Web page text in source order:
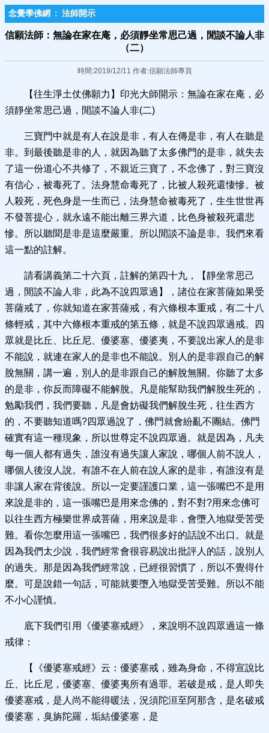
念覺學佛網 : 法師開示
信願法師：無論在家在庵，必須靜坐常思己過，閒談不論人非
（二）
時間:2019/12/11 作者:信願法師專頁
【往生淨土仗佛願力】印光大師開示：無論在家在庵，必
須靜坐常思己過，閒談不論人非(二)
三寶門中就是有人在說是非，有人在傳是非，有人在聽是
非。到最後聽是非的人，就因為聽了太多佛門的是非，就失去
了這一份道心不共修了，不親近三寶了，不念佛了，對三寶沒
有信心，被毒死了。法身慧命毒死了，比被人殺死還悽慘。被
人殺死，死色身是一生而已，法身慧命被毒死了，生生世世再
不發菩提心，就永遠不能出離三界六道，比色身被殺死還悲
慘。所以聽聞是非是這麼嚴重。所以閒談不論是非。我們來看
這一點的註解。
請看講義第二十六頁，註解的第四十九，【靜坐常思己
過，閒談不論人非，此為不說四眾過】，諸位在家菩薩如果受
菩薩戒了，你就知道在家菩薩戒，有六條根本重戒，有二十八
條輕戒，其中六條根本重戒的第五條，就是不說四眾過戒。四
眾就是比丘、比丘尼、優婆塞、優婆夷，不要說出家人的是非
不能說，就連在家人的是非也不能說。別人的是非跟自己的解
脫無關，講一遍，別人的是非跟自己的解脫無關。你聽了太多
的是非，你反而障礙不能解脫。凡是能幫助我們解脫生死的，
勉勵我們，我們要聽，凡是會妨礙我們解脫生死，往生西方
的，不要聽知道嗎?四眾過說了，佛門就會紛亂不團結。佛門
確實有這一種現象，所以世尊定不說四眾過。就是因為，凡夫
每一個人都有過失，誰沒有過失讓人家說，哪個人前不說人，
哪個人後沒人說。有誰不在人前在說人家的是非，有誰沒有是
非讓人家在背後說。所以一定要謹護口業，這一張嘴巴不是用
來說是非的，這一張嘴巴是用來念佛的，對不對?用來念佛可
以往生西方極樂世界成菩薩，用來說是非，會墮入地獄受苦受
難。看你怎麼用這一張嘴巴，我們很多好的話說不出口。就是
因為我們太少說，我們經常會很容易說出批評人的話，說別人
的過失。那是因為我們經常說，已經很習慣了，所以不覺得什
麼。可是說錯一句話，可能就要墮入地獄受苦受難。所以不能
不小心謹慎。
底下我們引用《優婆塞戒經》，來說明不說四眾過這一條
戒律：
【《優婆塞戒經》云：優婆塞戒，雖為身命，不得宣說比
丘、比丘尼，優婆塞、優婆夷所有過罪。若破是戒，是人即失
優婆塞戒，是人尚不能得暖法，況須陀洹至阿那含，是名破戒
優婆塞，臭旃陀羅，垢結優婆塞，是